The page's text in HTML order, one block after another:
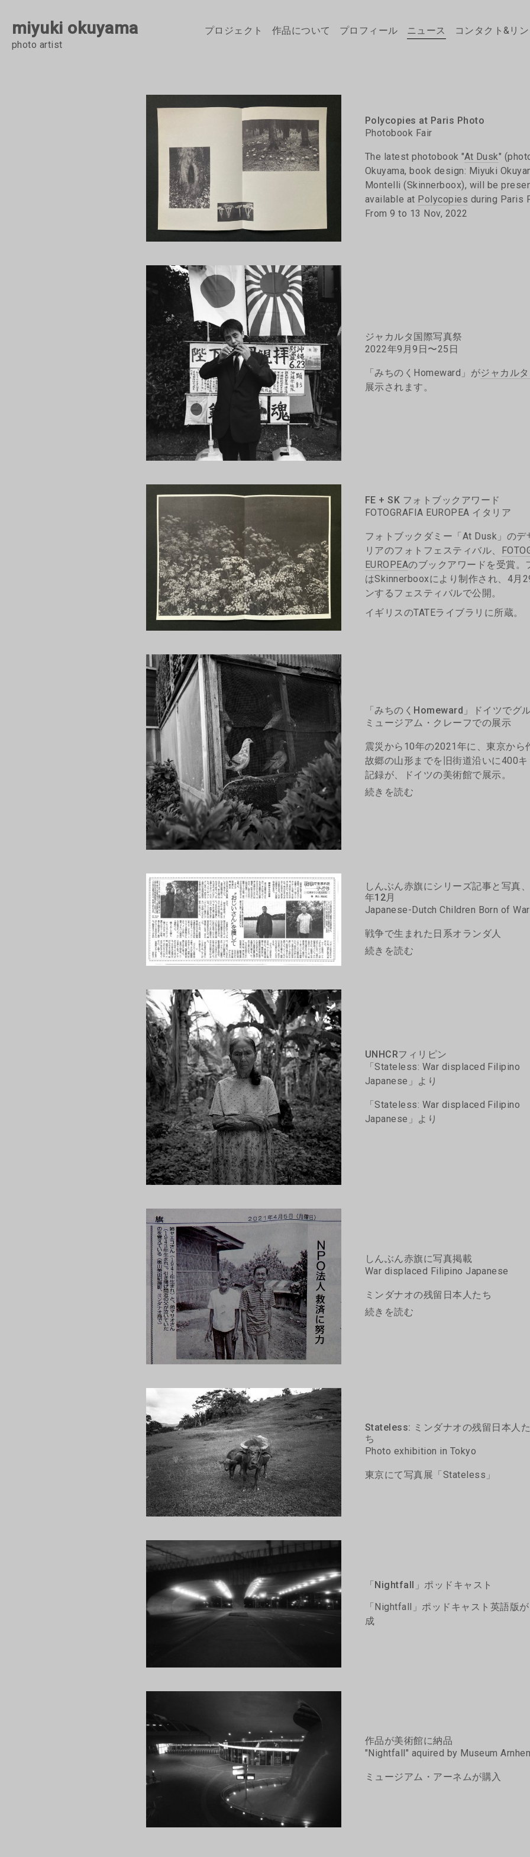
miyuki okuyama
photo artist
プロジェクト 作品について プロフィール ニュース コンタクト&リ
Polycopies at Paris Photo
Photobook Fair
The latest photobook "At Dusk"
Okuyama, book design: Miyuki
Montelli (Skinnerboox), will be
available at Polycopies during Paris
From 9 to 13 Nov, 2022
ジャカルタ国際写真祭
2022年9月9日〜25日
「みちのくHomeward」がジャカル
展示されます。
FE + SK フォトブックアワード
FOTOGRAFIA EUROPEA イタリア
フォトブックダミー「At Dusk」のデ
リアのフォトフェスティバル、
EUROPEAのブックアワードを受賞。
はSkinnerbooxにより制作され、4月
ンするフェスティバルで公開。
イギリスのTATEライブラリに所蔵。
「みちのくHomeward」ドイツでグ
ミュージアム・クレーフでの展示
震災から10年の2021年に、東京から
故郷の山形までを旧街道沿いに400
記録が、ドイツの美術館で展示。
続きを読む
しんぶん赤旗にシリーズ記事と写真
年12月
Japanese-Dutch Children Born of War
戦争で生まれた日系オランダ人
続きを読む
UNHCRフィリピン
「Stateless: War displaced Filipino
Japanese」より
「Stateless: War displaced Filipino
Japanese」より
しんぶん赤旗に写真掲載
War displaced Filipino Japanese
ミンダナオの残留日本人たち
続きを読む
Stateless: ミンダナオの残留日本人
ち
Photo exhibition in Tokyo
東京にて写真展「Stateless」
「Nightfall」ポッドキャスト
「Nightfall」ポッドキャスト英語版
成
作品が美術館に納品
"Nightfall" aquired by Museum
ミュージアム・アーネムが購入